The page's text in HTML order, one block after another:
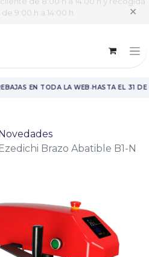
de 8:00 h a 14:00 h y recogida
9:00 h a 14:00 h ✕
EN TODA LA WEB·HASTA EL 31 DE
Brazo Abatible B1-N